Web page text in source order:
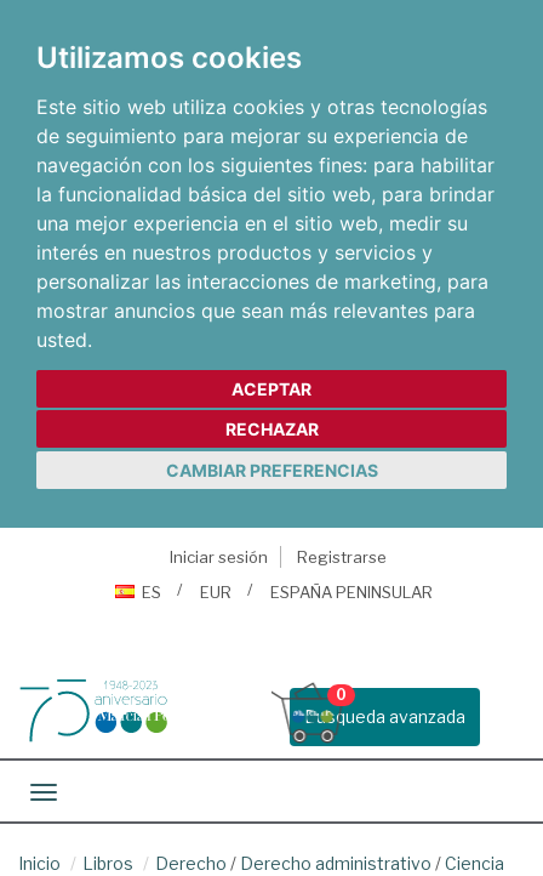
Utilizamos cookies
Este sitio web utiliza cookies y otras tecnologías
de seguimiento para mejorar su experiencia de
navegación con los siguientes fines: para habilitar
la funcionalidad básica del sitio web, para brindar
una mejor experiencia en el sitio web, medir su
interés en nuestros productos y servicios y
personalizar las interacciones de marketing, para
mostrar anuncios que sean más relevantes para
usted.
ACEPTAR
RECHAZAR
CAMBIAR PREFERENCIAS
Iniciar sesión
Registrarse
ES
EUR ESPAÑA PENINSULAR
Busqueda avanzada
0
Toggle navigation
Inicio Libros Derecho / Derecho administrativo /Ciencia